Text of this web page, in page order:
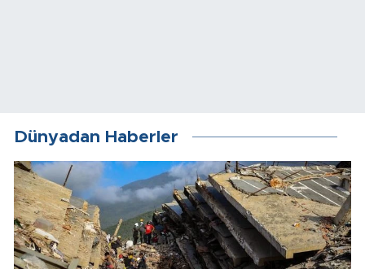
Dünyadan Haberler